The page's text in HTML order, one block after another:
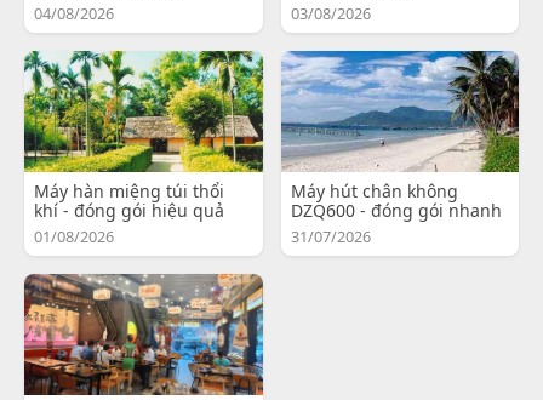
04/08/2026 03/08/2026
Máy hàn miệng túi thổi
khí - đóng gói hiệu quả
01/08/2026
Máy hút chân không
DZQ600 - đóng gói nhanh
31/07/2026